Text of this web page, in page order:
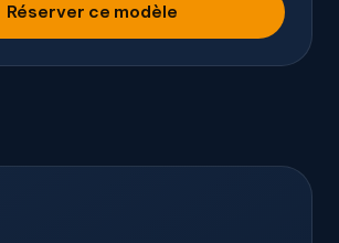
Réserver ce modèle